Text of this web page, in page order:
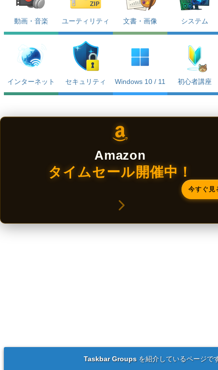
動画・音楽 ユーティリティ 文書・画像 システム
インターネット セキュリティ Windows 10 / 11 初心者講座
Amazon
タイムセール開催中！
今すぐ見
Taskbar Groupsを紹介しているページで